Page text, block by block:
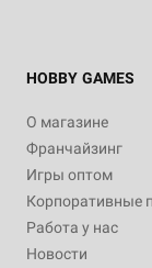
HOBBY GAMES
О магазине
Франчайзинг
Игры оптом
Корпоративные
Работа у нас
Новости